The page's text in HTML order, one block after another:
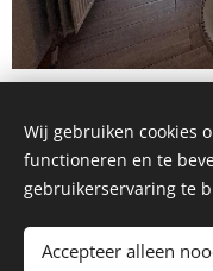
@2021
Mogelijk
Maak een
Wij gebruiken cookies
functioneren en te
gebruikerservaring te
Accepteer alleen